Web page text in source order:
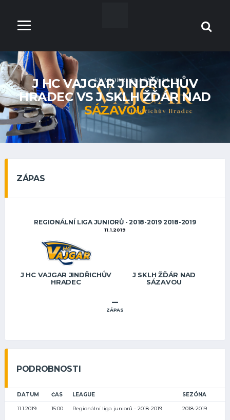
J HC VAJGAR JINDŘICHŮV
HRADEC VS J SKLH ŽĎÁR NAD
SÁZAVOU
ZÁPAS
REGIONÁLNÍ LIGA JUNIORŮ - 2018-2019 2018-2019
11.1.2019
J HC VAJGAR JINDŘICHŮV
HRADEC
J SKLH ŽĎÁR NAD
SÁZAVOU
–
ZÁPAS
PODROBNOSTI
DATUM ČAS LEAGUE SEZÓNA
11.1.2019 15:00 Regionální liga juniorů - 2018-2019 2018-2019